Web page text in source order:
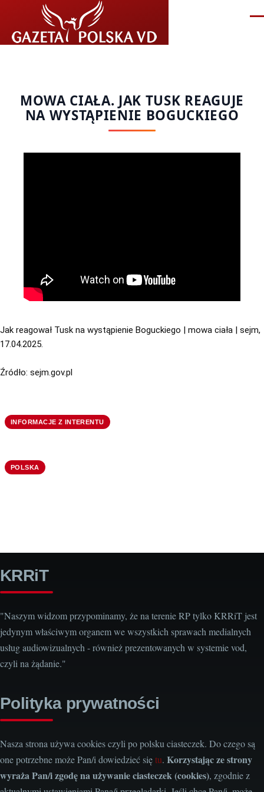
Przejdź do treści
MOWA CIAŁA. JAK TUSK REAGUJE
NA WYSTĄPIENIE BOGUCKIEGO
Jak reagował Tusk na wystąpienie Boguckiego | mowa ciała | sejm,
17.04.2025.
Źródło: sejm.gov.pl
INFORMACJE Z INTERENTU
POLSKA
KRRiT
"Naszym widzom przypominamy, że na terenie RP tylko KRRiT jest
jedynym właściwym organem we wszystkich sprawach medialnych
usług audiowizualnych - również prezentowanych w systemie vod,
czyli na żądanie."
Polityka prywatności
Nasza strona używa cookies czyli po polsku ciasteczek. Do czego są
one potrzebne może Pan/i dowiedzieć siętu. Korzystając ze strony
wyraża Pan/i zgodę na używanie ciasteczek (cookies), zgodnie z